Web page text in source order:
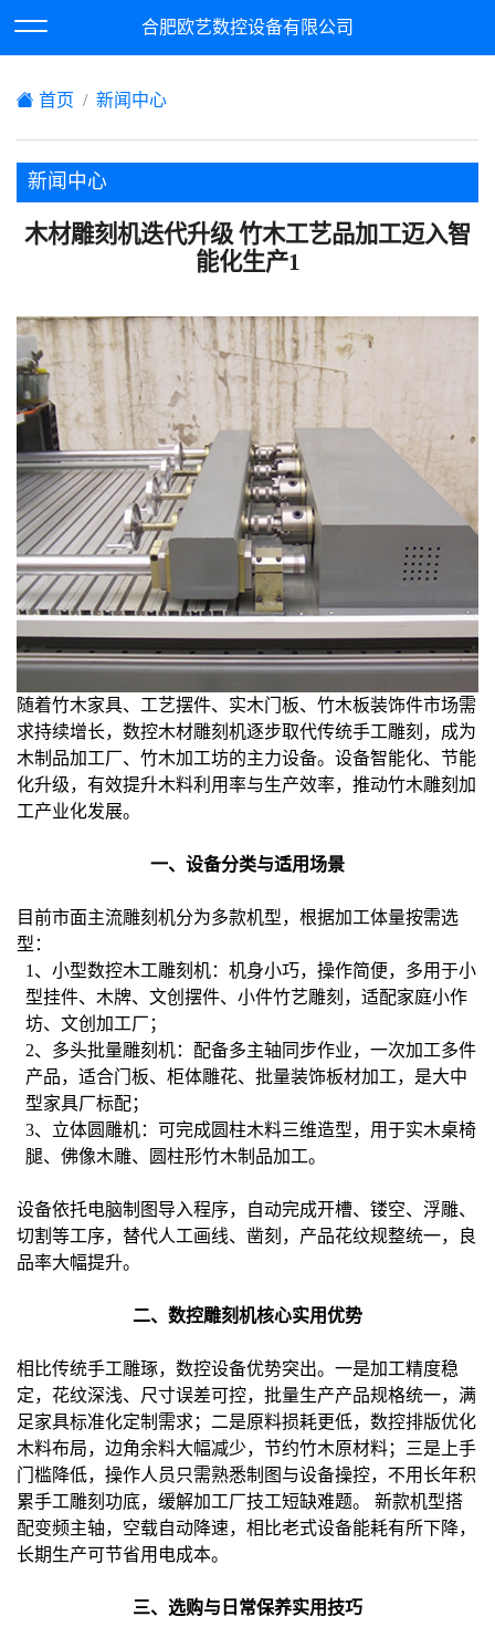
欢迎访问合肥欧艺数控设备有限公司网站！
合肥欧艺数控设备有限公司
首页 新闻中心
新闻中心
木材雕刻机迭代升级 竹木工艺品加工迈入智
能化生产1
随着竹木家具、工艺摆件、实木门板、竹木板装饰件市场需
求持续增长，数控木材雕刻机逐步取代传统手工雕刻，成为
木制品加工厂、竹木加工坊的主力设备。设备智能化、节能
化升级，有效提升木料利用率与生产效率，推动竹木雕刻加
工产业化发展。
一、 设备分类与适用场景
目前市面主流雕刻机分为多款机型，根据加工体量按需选
型：
1、 小型数控木工雕刻机：机身小巧，操作简便，多用于小
型挂件、木牌、文创摆件、小件竹艺雕刻，适配家庭小作
坊、文创加工厂；
2、 多头批量雕刻机：配备多主轴同步作业，一次加工多件
产品，适合门板、柜体雕花、批量装饰板材加工，是大中
型家具厂标配；
3、 立体圆雕机：可完成圆柱木料三维造型，用于实木桌椅
腿、佛像木雕、圆柱形竹木制品加工。
设备依托电脑制图导入程序，自动完成开槽、镂空、浮雕、
切割等工序，替代人工画线、凿刻，产品花纹规整统一，良
品率大幅提升。
二、数控雕刻机核心实用优势
相比传统手工雕琢，数控设备优势突出。一是加工精度稳
定，花纹深浅、尺寸误差可控，批量生产产品规格统一，满
足家具标准化定制需求；二是原料损耗更低，数控排版优化
木料布局，边角余料大幅减少，节约竹木原材料；三是上手
门槛降低，操作人员只需熟悉制图与设备操控，不用长年积
累手工雕刻功底，缓解加工厂技工短缺难题。
新款机型搭
配变频主轴，空载自动降速，相比老式设备能耗有所下降，
长期生产可节省用电成本。
三、选购与 日常保养实用技巧